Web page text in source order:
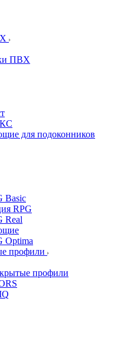
ПВХ
для подоконников
Basic
RPG
Real
Optima
профили
профили